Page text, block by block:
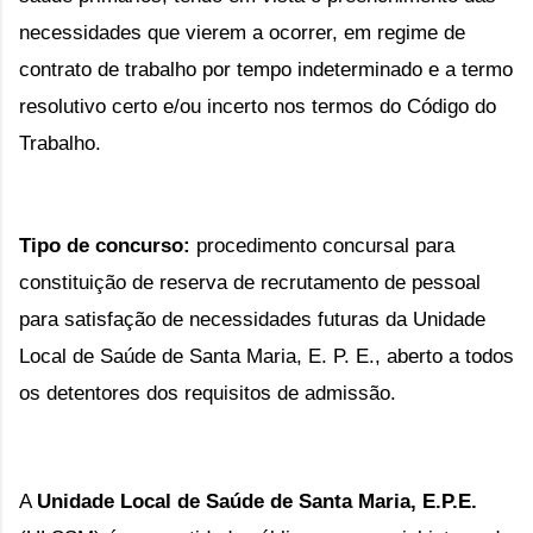
necessidades que vierem a ocorrer, em regime de
contrato de trabalho por tempo indeterminado e a termo
resolutivo certo e/ou incerto nos termos do Código do
Trabalho.
Tipo de concurso: procedimento concursal para
constituição de reserva de recrutamento de pessoal
para satisfação de necessidades futuras da Unidade
Local de Saúde de Santa Maria, E. P. E., aberto a todos
os detentores dos requisitos de admissão.
A Unidade Local de Saúde de Santa Maria, E.P.E.